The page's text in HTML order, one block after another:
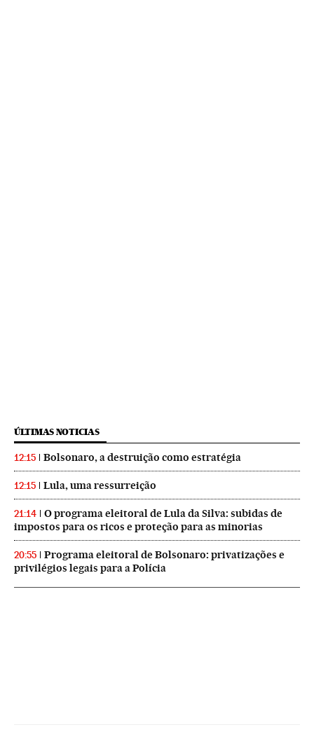
ÚLTIMAS NOTICIAS
12:15 Bolsonaro, a destruição como estratégia
12:15 Lula, uma ressurreição
21:14
O programa eleitoral de Lula da Silva: subidas de
impostos para os ricos e proteção para as minorias
20:55
Programa eleitoral de Bolsonaro: privatizações e
privilégios legais para a Polícia